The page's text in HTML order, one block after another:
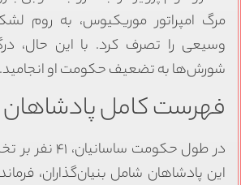
مرگ امپراتور موریکیوس، به روم
وسیعی را تصرف کرد. با این حال،
شورش‌ها به تضعیف حکومت او انجامید.
فهرست کامل
در طول حکومت
این پادشاهان شامل بنیان‌گذاران،